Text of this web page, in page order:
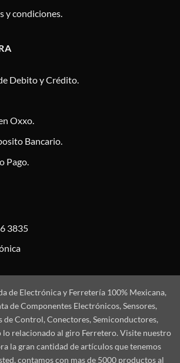
y condiciones.
Debito y Crédito.
Oxxo.
Bancario.
Pago.
3835
de Electrónica y Ferretería 100% Mexicana,
de Componentes Electrónicos, Sensores,
de Control, Conectores, Semiconductores,
lo relacionado al giro Ferretero. Visite nuestro
la gran cantidad de artículos que tenemos
contamos con mas de 5000 productos al